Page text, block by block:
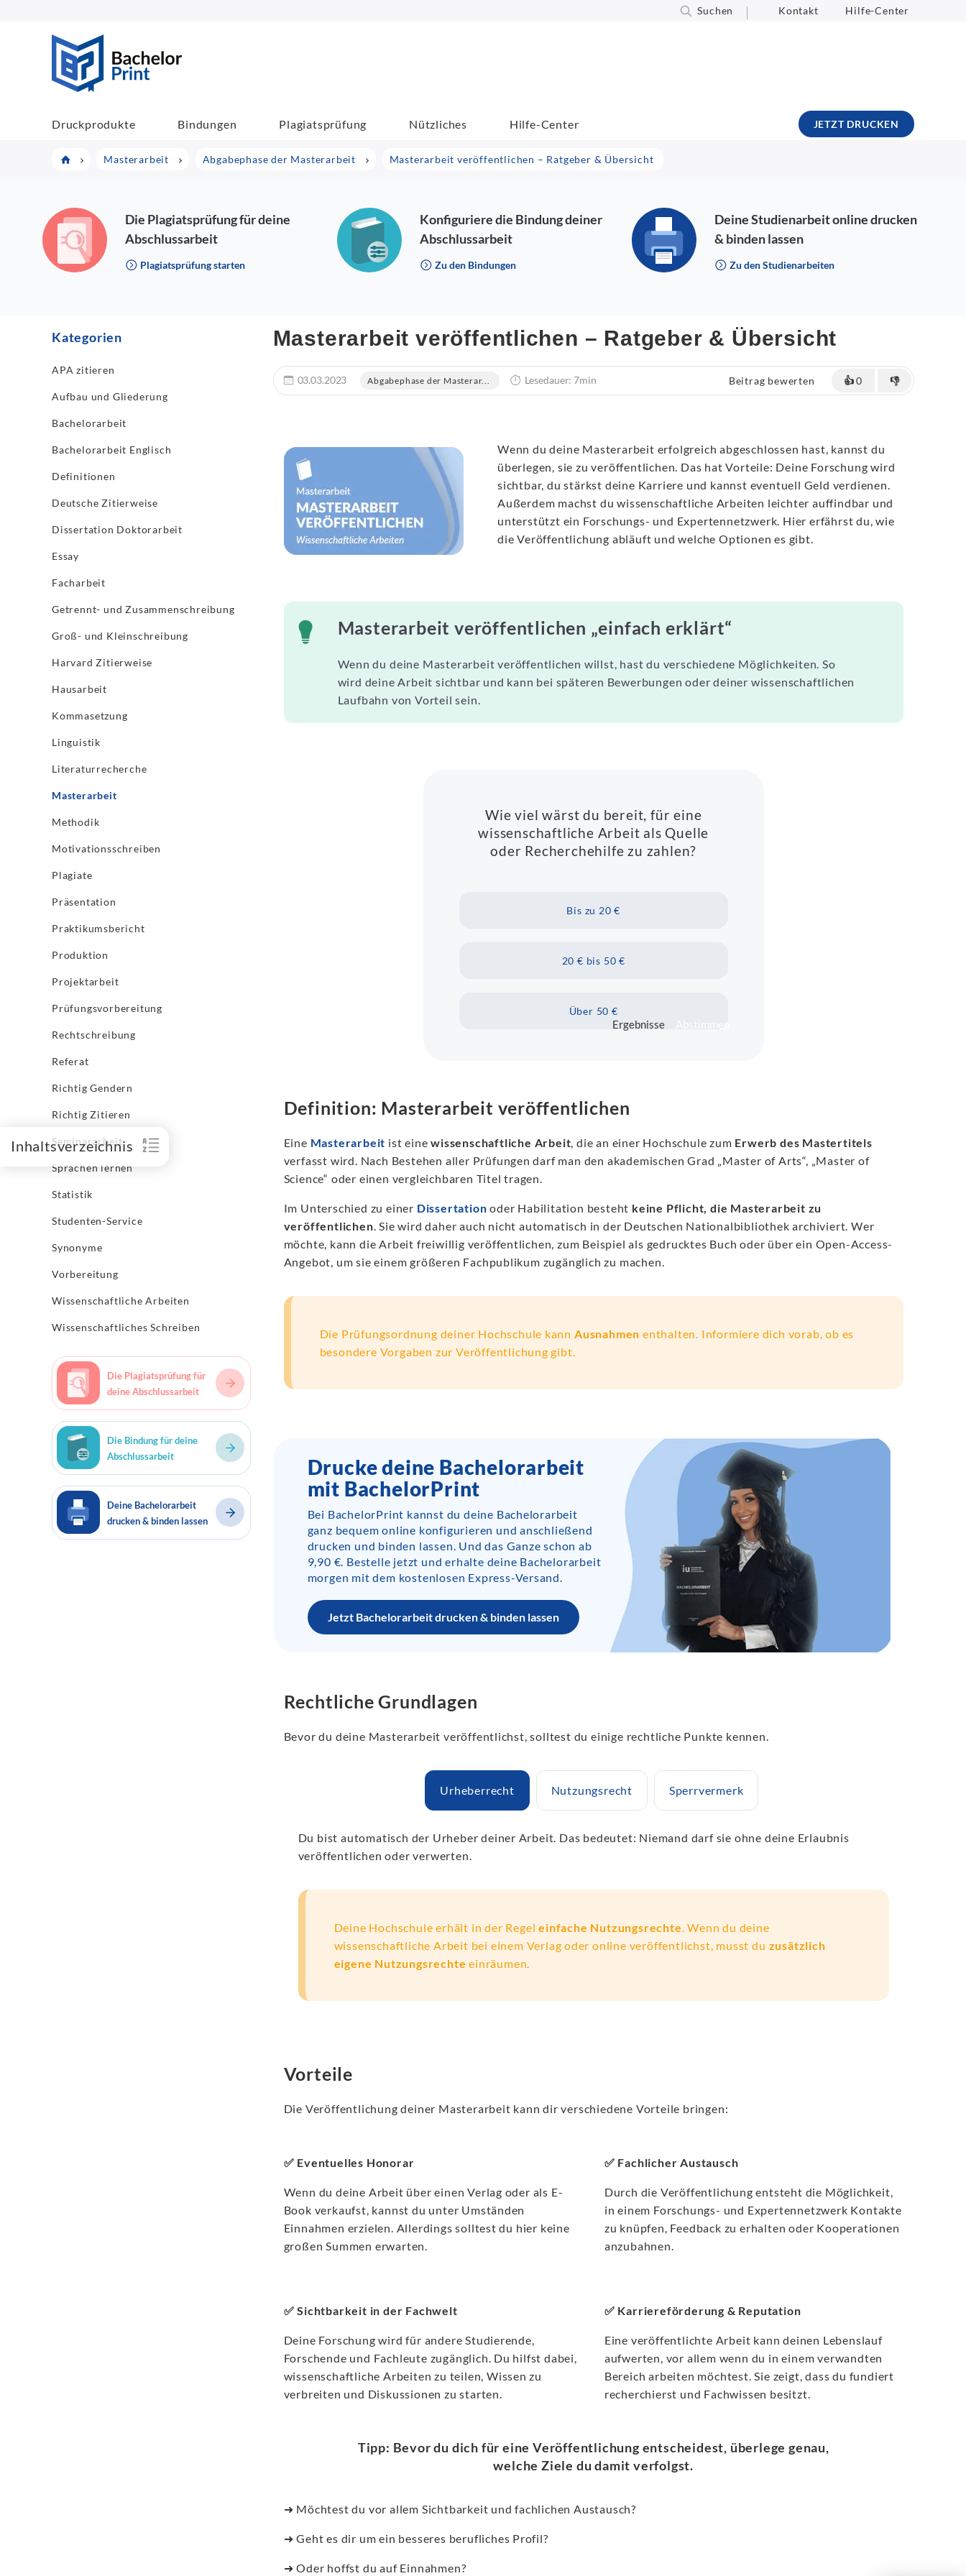
Suchen Kontakt Hilfe-Center
Druckprodukte Bindungen Plagiatsprüfung Nützliches Hilfe-Center JETZT DRUCKEN
Masterarbeit Abgabephase der Masterarbeit Masterarbeit veröffentlichen – Ratgeber & Übersicht
Die Plagiatsprüfung für deine
Abschlussarbeit
Plagiatsprüfung starten
Konfiguriere die Bindung deiner
Abschlussarbeit
Zu den Bindungen
Deine Studienarbeit online drucken
& binden lassen
Zu den Studienarbeiten
Kategorien
APA zitieren
Aufbau und Gliederung
Bachelorarbeit
Bachelorarbeit Englisch
Definitionen
Deutsche Zitierweise
Dissertation Doktorarbeit
Essay
Facharbeit
Getrennt- und Zusammenschreibung
Groß- und Kleinschreibung
Harvard Zitierweise
Hausarbeit
Kommasetzung
Linguistik
Literaturrecherche
Masterarbeit
Methodik
Motivationsschreiben
Plagiate
Präsentation
Praktikumsbericht
Produktion
Projektarbeit
Prüfungsvorbereitung
Rechtschreibung
Referat
Richtig Gendern
Richtig Zitieren
Seminararbeit
Sprachen lernen
Statistik
Studenten-Service
Synonyme
Vorbereitung
Wissenschaftliche Arbeiten
Wissenschaftliches Schreiben
Die Plagiatsprüfung für
deine Abschlussarbeit
Die Bindung für deine
Abschlussarbeit
Deine Bachelorarbeit
drucken & binden lassen
Masterarbeit veröffentlichen – Ratgeber & Übersicht
03.03.2023 Abgabephase der Masterar... Lesedauer: 7min Beitrag bewerten 👍0 👎
Inhaltsverzeichnis
Wenn du deine Masterarbeit erfolgreich abgeschlossen hast, kannst du
überlegen, sie zu veröffentlichen. Das hat Vorteile: Deine Forschung wird
sichtbar, du stärkst deine Karriere und kannst eventuell Geld verdienen.
Außerdem machst du wissenschaftliche Arbeiten leichter auffindbar und
unterstützt ein Forschungs- und Expertennetzwerk. Hier erfährst du, wie
die Veröffentlichung abläuft und welche Optionen es gibt.
Masterarbeit veröffentlichen „einfach erklärt“
Wenn du deine Masterarbeit veröffentlichen willst, hast du verschiedene Möglichkeiten. So
wird deine Arbeit sichtbar und kann bei späteren Bewerbungen oder deiner wissenschaftlichen
Laufbahn von Vorteil sein.
Wie viel wärst du bereit, für eine
wissenschaftliche Arbeit als Quelle
oder Recherchehilfe zu zahlen?
Bis zu 20 €
20 € bis 50 €
Über 50 €
Ergebnisse Abstimmen
Definition: Masterarbeit veröffentlichen
Eine Masterarbeit ist einewissenschaftliche Arbeit, die an einer Hochschule zum Erwerb des Mastertitels
verfasst wird. Nach Bestehen aller Prüfungen darf man den akademischen Grad „Master of Arts“, „Master of
Science“ oder einen vergleichbaren Titel tragen.
Im Unterschied zu einer Dissertation oder Habilitation besteht keine Pflicht, die Masterarbeit zu
veröffentlichen. Sie wird daher auch nicht automatisch in der Deutschen Nationalbibliothek archiviert. Wer
möchte, kann die Arbeit freiwillig veröffentlichen, zum Beispiel als gedrucktes Buch oder über ein Open-Access-
Angebot, um sie einem größeren Fachpublikum zugänglich zu machen.
Die Prüfungsordnung deiner Hochschule kann Ausnahmen enthalten. Informiere dich vorab, ob es
besondere Vorgaben zur Veröffentlichung gibt.
Drucke deine Bachelorarbeit
mit BachelorPrint
Bei BachelorPrint kannst du deine Bachelorarbeit
ganz bequem online konfigurieren und anschließend
drucken und binden lassen. Und das Ganze schon ab
9,90 €. Bestelle jetzt und erhalte deine Bachelorarbeit
morgen mit dem kostenlosen Express-Versand.
Jetzt Bachelorarbeit drucken & binden lassen
Rechtliche Grundlagen
Bevor du deine Masterarbeit veröffentlichst, solltest du einige rechtliche Punkte kennen.
Urheberrecht Nutzungsrecht Sperrvermerk
Du bist automatisch der Urheber deiner Arbeit. Das bedeutet: Niemand darf sie ohne deine Erlaubnis
veröffentlichen oder verwerten.
Deine Hochschule erhält in der Regeleinfache Nutzungsrechte. Wenn du deine
wissenschaftliche Arbeit bei einem Verlag oder online veröffentlichst, musst du zusätzlich
eigene Nutzungsrechte einräumen.
Vorteile
Die Veröffentlichung deiner Masterarbeit kann dir verschiedene Vorteile bringen:
✅ Eventuelles Honorar
Wenn du deine Arbeit über einen Verlag oder als E-
Book verkaufst, kannst du unter Umständen
Einnahmen erzielen. Allerdings solltest du hier keine
großen Summen erwarten.
✅ Fachlicher Austausch
Durch die Veröffentlichung entsteht die Möglichkeit,
in einem Forschungs- und Expertennetzwerk Kontakte
zu knüpfen, Feedback zu erhalten oder Kooperationen
anzubahnen.
✅ Sichtbarkeit in der Fachwelt
Deine Forschung wird für andere Studierende,
Forschende und Fachleute zugänglich. Du hilfst dabei,
wissenschaftliche Arbeiten zu teilen, Wissen zu
verbreiten und Diskussionen zu starten.
✅ Karriereförderung & Reputation
Eine veröffentlichte Arbeit kann deinen Lebenslauf
aufwerten, vor allem wenn du in einem verwandten
Bereich arbeiten möchtest. Sie zeigt, dass du fundiert
recherchierst und Fachwissen besitzt.
Tipp: Bevor du dich für eine Veröffentlichung entscheidest, überlege genau,
welche Ziele du damit verfolgst.
➜ Möchtest du vor allem Sichtbarkeit und fachlichen Austausch?
➜ Geht es dir um ein besseres berufliches Profil?
➜ Oder hoffst du auf Einnahmen?